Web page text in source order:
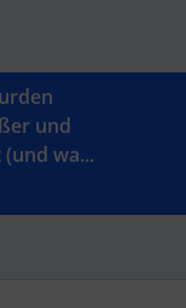
und
wa...